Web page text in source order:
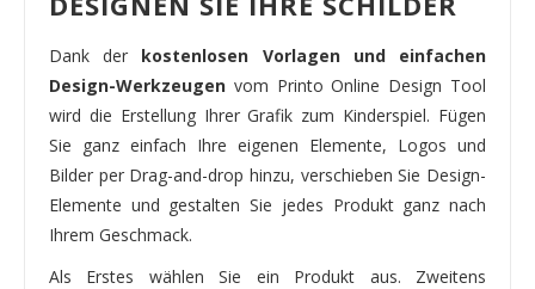
Dank der kostenlosen Vorlagen und einfachen
Design-Werkzeugen vom Printo Online Design Tool
wird die Erstellung Ihrer Grafik zum Kinderspiel. Fügen
Sie ganz einfach Ihre eigenen Elemente, Logos und
Bilder per Drag-and-drop hinzu, verschieben Sie Design-
Elemente und gestalten Sie jedes Produkt ganz nach
Ihrem Geschmack.
Als Erstes wählen Sie ein Produkt aus. Zweitens